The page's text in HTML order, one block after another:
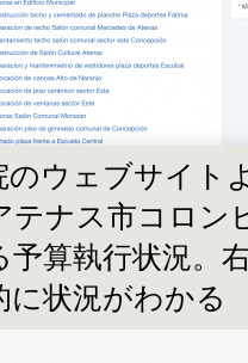
のウェブサイト
テナス市コロン
予算執行状況。
に状況がわかる